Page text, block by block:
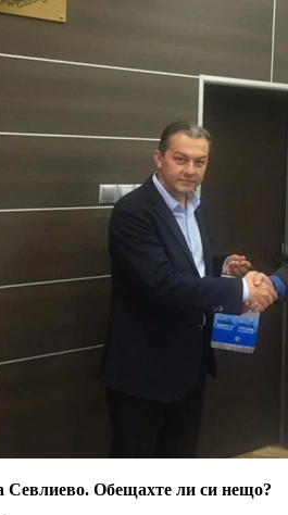
Севлиево. Обещахте ли си нещо?